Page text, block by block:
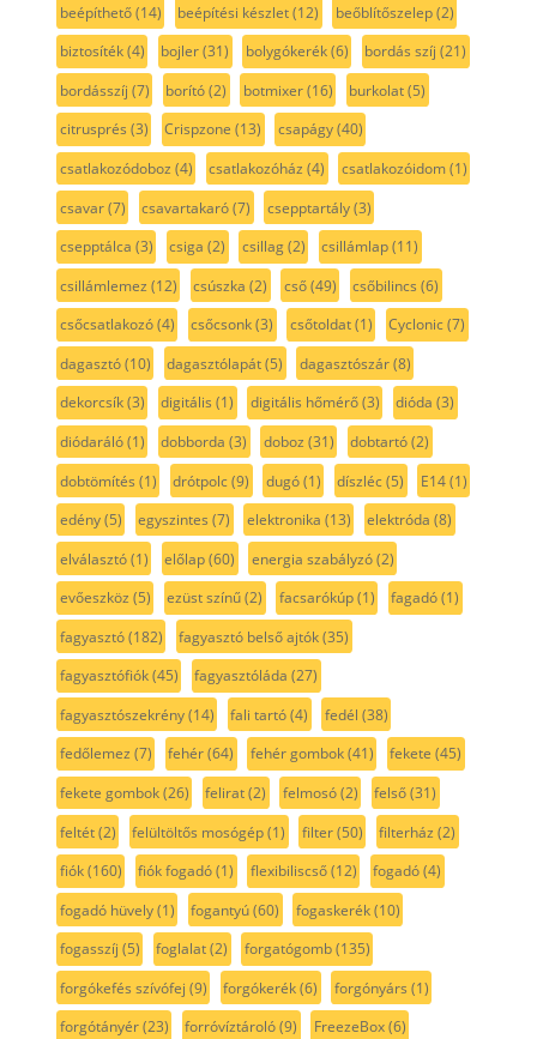
beépíthető(14) beépítési készlet(12) beőblítőszelep(2)
biztosíték(4) bojler(31) bolygókerék(6) bordás szíj (21)
bordásszíj (7) borító(2) botmixer(16) burkolat(5)
citrusprés (3) Crispzone (13) csapágy(40)
csatlakozódoboz (4) csatlakozóház (4) csatlakozóidom(1)
csavar(7) csavartakaró(7) csepptartály(3)
csepptálca (3) csiga (2) csillag(2) csillámlap(11)
csillámlemez (12) csúszka (2) cső(49) csőbilincs (6)
csőcsatlakozó(4) csőcsonk(3) csőtoldat(1) Cyclonic(7)
dagasztó(10) dagasztólapát(5) dagasztószár(8)
dekorcsík(3) digitális (1) digitális hőmérő(3) dióda (3)
diódaráló(1) dobborda (3) doboz (31) dobtartó(2)
dobtömítés (1) drótpolc(9) dugó(1) díszléc(5) E14(1)
edény(5) egyszintes (7) elektronika (13) elektróda (8)
elválasztó(1) előlap(60) energia szabályzó(2)
evőeszköz (5) ezüst színű(2) facsarókúp(1) fagadó(1)
fagyasztó(182) fagyasztó belső ajtók(35)
fagyasztófiók(45) fagyasztóláda (27)
fagyasztószekrény(14) fali tartó(4) fedél (38)
fedőlemez (7) fehér(64) fehér gombok(41) fekete (45)
fekete gombok(26) felirat(2) felmosó(2) felső(31)
feltét(2) felültöltős mosógép(1) filter(50) filterház (2)
fiók(160) fiók fogadó(1) flexibiliscső(12) fogadó(4)
fogadó hüvely(1) fogantyú(60) fogaskerék(10)
fogasszíj (5) foglalat(2) forgatógomb(135)
forgókefés szívófej (9) forgókerék(6) forgónyárs (1)
forgótányér(23) forróvíztároló(9) FreezeBox(6)